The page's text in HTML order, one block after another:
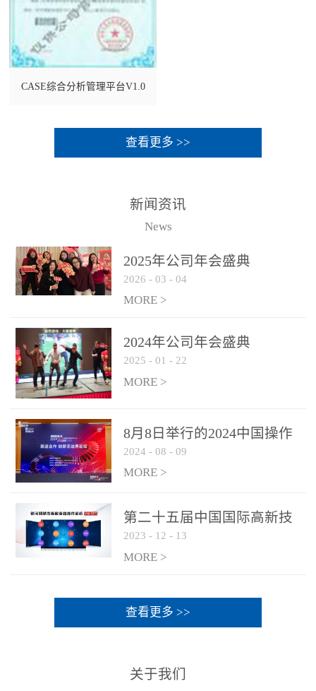
CASE综合分析管理平台V1.0
查看更多 >>
新闻资讯
News
2025年公司年会盛典
2026 - 03 - 04
MORE >
2024年公司年会盛典
2025 - 01 - 22
MORE >
8月8日举行的2024中国操作
系统产业大会渠道论坛，科
网通荣获区域营销优质伙伴
2024 - 08 - 09
MORE >
第二十五届中国国际高新技
术成果交易会 银河麒麟高级
服务器操作系统荣获 “优秀
2023 - 12 - 13
MORE >
查看更多 >>
关于我们